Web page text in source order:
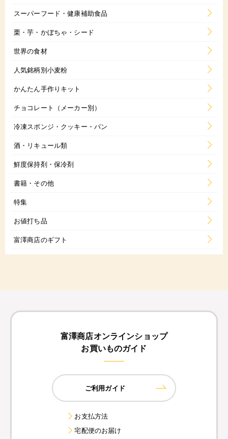
スーパーフード・健康補助食品
栗・芋・かぼちゃ・シード
世界の食材
人気銘柄別小麦粉
かんたん手作りキット
チョコレート（メーカー別）
冷凍スポンジ・クッキー・パン
酒・リキュール類
鮮度保持剤・保冷剤
書籍・その他
特集
お値打ち品
富澤商店のギフト
富澤商店オンラインショップ
お買いものガイド
ご利用ガイド
お支払方法
宅配便のお届け